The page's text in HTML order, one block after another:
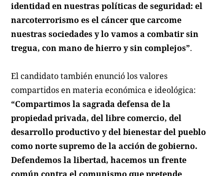
identidad en nuestras políticas de seguridad: el
narcoterrorismo es el cáncer que carcome
nuestras sociedades y lo vamos a combatir sin
tregua, con mano de hierro y sin complejos”.
El candidato también enunció los valores
compartidos en materia económica e ideológica:
“Compartimos la sagrada defensa de la
propiedad privada, del libre comercio, del
desarrollo productivo y del bienestar del pueblo
como norte supremo de la acción de gobierno.
Defendemos la libertad, hacemos un frente